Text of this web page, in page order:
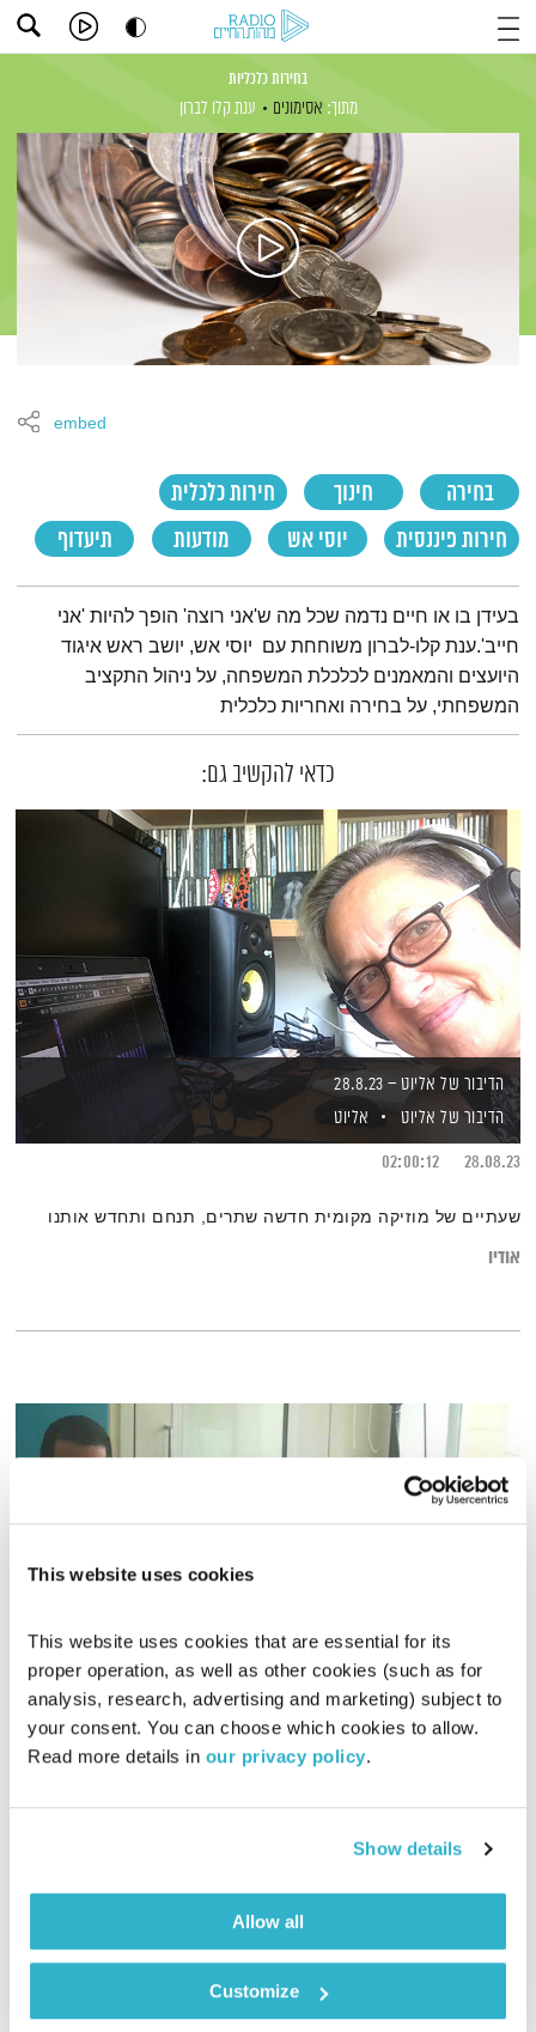
This website uses cookies
This website uses cookies that are essential for its
proper operation, as well as other cookies (such as for
analysis, research, advertising and marketing) subject to
your consent. You can choose which cookies to allow.
Read more details in our privacy policy.
Show details
Allow all
Customize
בחירות כלכליות
מתוך: אסימונים ענת קלו לברון
בחירה חינוך
חירות כלכלית
חירות פיננסית
יוסי אש מודעות תיעדוף
embed
תמצית הפודקאסט
בעידן בו או חיים נדמה שכל מה ש'אני רוצה' הופך להיות 'אני
חייב'.ענת קלו-לברון משוחחת עם יוסי אש, יושב ראש איגוד
היועצים והמאמנים לכלכלת המשפחה, על ניהול התקציב
המשפחתי, על בחירה ואחריות כלכלית
כדאי להקשיב גם:
הדיבור של אליוט – 28.8.23
הדיבור של אליוט
אליוט
28.08.23
02:00:12
שעתיים של מוזיקה מקומית חדשה שתרים, תנחם ותחדש אותנו
אודיו
ייעוד, חזון ודרך
מפגשים של מהות
שרי אריסון
סדרת מפגשים בין שרי אריסון לשדרני רדיו מהות החיים, והפעם:
שרי אריסון משוחחת עם המאמן הבכיר, ערן אוליניק, על ייעוד, חזון